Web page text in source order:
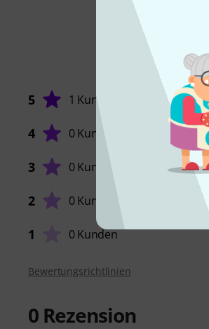
5 1 Kunde
4 0 Kunden
3 0 Kunden
2 0 Kunden
1 0 Kunden
Bewertungsrichtlinien
0 Rezension